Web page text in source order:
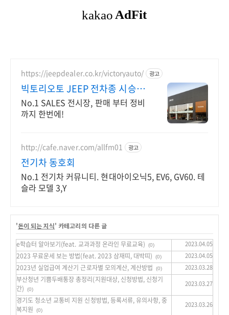
https://jeepdealer.co.kr/victoryauto/ 광고
빅토리오토 JEEP 전차종 시승가
능,친절한 상담
No.1 SALES 전시장, 판매 부터 정비
까지 한번에!
http://cafe.naver.com/allfm01 광고
전기차 동호회
No.1 전기차 커뮤니티. 현대아이오닉5, EV6, GV60. 테
슬라 모델 3,Y
'돈이 되는 지식' 카테고리의 다른 글
e학습터 알아보기(feat. 교과과정 온라인 무료교육) (0) 2023.04.05
2023 무료운세 보는 방법(feat. 2023 삼재띠, 대박띠) (0) 2023.04.05
2023년 실업급여 계산기 근로자별 모의계산, 계산방법 (0) 2023.03.28
부산청년 기쁨두배통장 총정리(지원대상, 신청방법, 신청기
간)
(0)
2023.03.27
경기도 청소년 교통비 지원 신청방법, 등록서류, 유의사항, 중
복지원
(0)
2023.03.26